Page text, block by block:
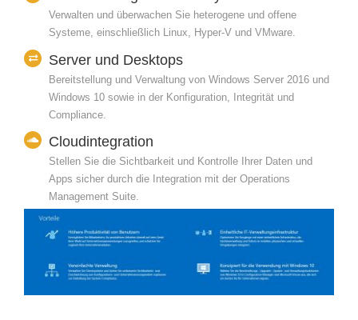
Verwalten und überwachen Sie heterogene und offene
Systeme, einschließlich Linux, Hyper-V und VMware.
Server und Desktops
Bereitstellung und Verwaltung von Windows Server 2016 und
Windows 10 sowie in der Konfiguration, Integrität und
Compliance.
Cloudintegration
Stellen Sie die Sichtbarkeit und Kontrolle Ihrer Daten und
Apps sicher durch die Integration mit der Operations
Management Suite.